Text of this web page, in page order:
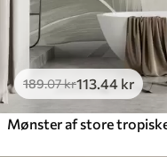
189.07kr113 .44 kr